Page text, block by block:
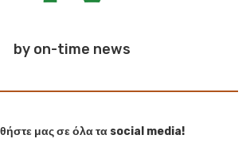
by on-time news
μας σε όλα τα social media!